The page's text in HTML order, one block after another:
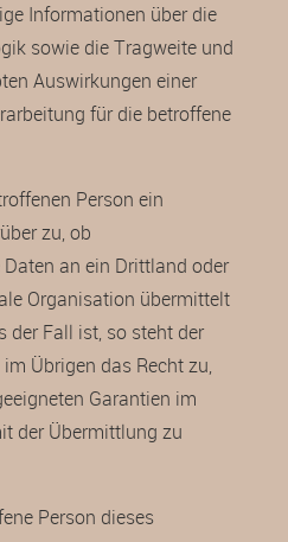
Informationen über die
sowie die Tragweite und
Auswirkungen einer
für die betroffene
Person ein
zu, ob
an ein Drittland oder
Organisation übermittelt
der Fall ist, so steht der
Übrigen das Recht zu,
Garantien im
der Übermittlung zu
Person dieses